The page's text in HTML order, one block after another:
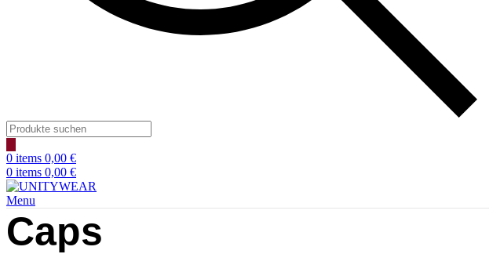
Products
search
0 items 0,00 €
0 items 0,00 €
Menu
Caps